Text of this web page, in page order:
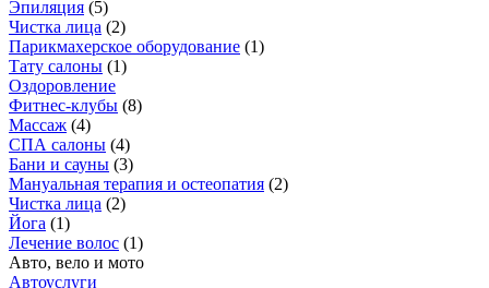
Эпиляция (5)
Чистка лица (2)
Парикмахерское оборудование (1)
Тату салоны (1)
Оздоровление
Фитнес-клубы (8)
Массаж (4)
СПА салоны (4)
Бани и сауны (3)
Мануальная терапия и остеопатия (2)
Чистка лица (2)
Йога (1)
Лечение волос (1)
Авто, вело и мото
Автоуслуги